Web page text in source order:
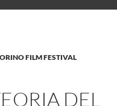
FILM FESTIVAL
DEL